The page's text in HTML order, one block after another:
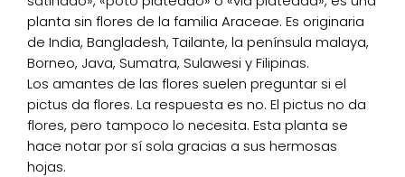
planta sin flores de la familia Araceae. Es originaria
de India, Bangladesh, Tailante, la península malaya,
Borneo, Java, Sumatra, Sulawesi y Filipinas.
Los amantes de las flores suelen preguntar si el
pictus da flores. La respuesta es no. El pictus no da
flores, pero tampoco lo necesita. Esta planta se
hace notar por sí sola gracias a sus hermosas
hojas.